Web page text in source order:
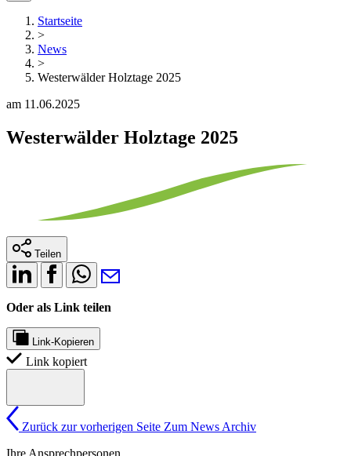
Startseite
>
News
>
Westerwälder Holztage 2025
am 11.06.2025
Westerwälder Holztage 2025
Teilen
Oder als Link teilen
Link-Kopieren
Link kopiert
Zurück zur vorherigen Seite Zum News Archiv